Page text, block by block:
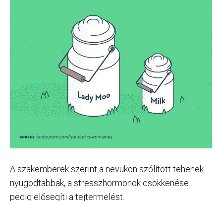
A szakemberek szerint a nevükön szólított tehenek
nyugodtabbak, a stresszhormonok csökkenése
pedig elősegíti a tejtermelést.